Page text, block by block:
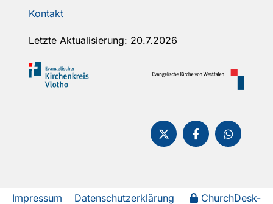
Kontakt
Letzte Aktualisierung: 20.7.2026
Impressum Datenschutzerklärung ChurchDesk-